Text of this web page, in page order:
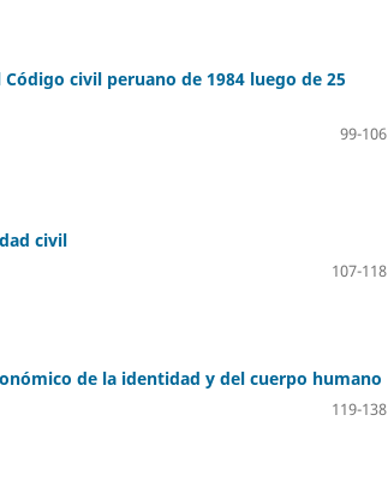
civil peruano de 1984 luego de 25
99-106
civil
107-118
de la identidad y del cuerpo humano
119-138